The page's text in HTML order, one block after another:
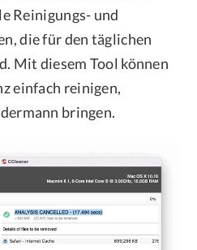
Reinigungs- und
die für den täglichen
Mit diesem Tool können
einfach reinigen,
bringen.